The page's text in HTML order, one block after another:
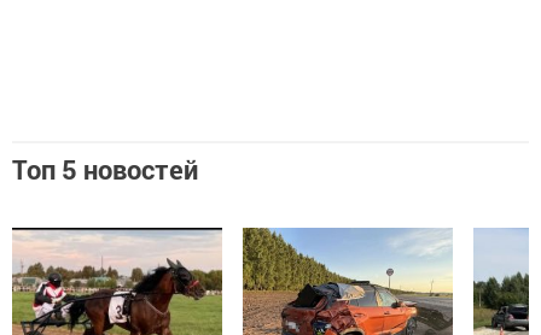
Топ 5 новостей